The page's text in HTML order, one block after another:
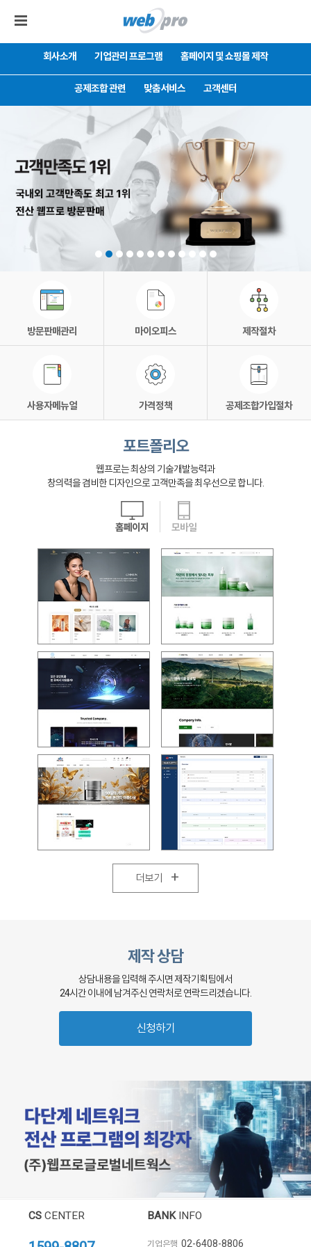
회사소개 기업관리 프로그램 홈페이지 및 쇼핑몰 제작
공제조합 관련 맞춤서비스 고객센터
방문판매관리 마이오피스 제작절차
사용자메뉴얼 가격정책 공제조합가입절차
포트폴리오
웹프로는 최상의 기술개발능력과
창의력을 겸비한 디자인으로 고객만족을 최우선으로 합니다.
홈페이지 모바일
더보기 +
제작 상담
상담내용을 입력해 주시면 제작기획팀에서
24시간 이내에 남겨주신 연락처로 연락드리겠습니다.
신청하기
CSCENTER BANKINFO
기업은행 02-6408-8806